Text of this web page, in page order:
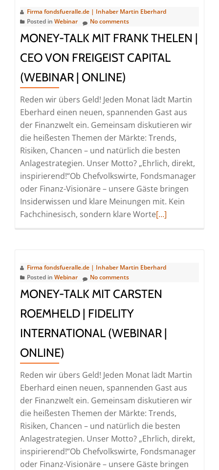
Talk
Andre
(Webinar
Firma fondsfueralle.de | Inhaber Martin Eberhard
Posted in Webinar No comments
MONEY-TALK MIT FRANK THELEN |
CEO VON FREIGEIST CAPITAL
(WEBINAR | ONLINE)
Reden wir übers Geld! Jeden Monat lädt Martin
Eberhard einen neuen, spannenden Gast aus
der Finanzwelt ein. Gemeinsam diskutieren wir
die heißesten Themen der Märkte: Trends,
Risiken, Chancen – und natürlich die besten
Anlagestrategien. Unser Motto? „Ehrlich, direkt,
inspirierend!“Ob Chefvolkswirte, Fondsmanager
oder Finanz-Visionäre – unsere Gäste bringen
Insiderwissen und klare Meinungen mit. Kein
Fachchinesisch, sondern klare WorteRead
Talk
Frank
CEO
von
(Webinar
|
Online)
[…]
Firma fondsfueralle.de | Inhaber Martin Eberhard
Posted in Webinar No comments
MONEY-TALK MIT CARSTEN
ROEMHELD | FIDELITY
INTERNATIONAL (WEBINAR |
ONLINE)
Reden wir übers Geld! Jeden Monat lädt Martin
Eberhard einen neuen, spannenden Gast aus
der Finanzwelt ein. Gemeinsam diskutieren wir
die heißesten Themen der Märkte: Trends,
Risiken, Chancen – und natürlich die besten
Anlagestrategien. Unser Motto? „Ehrlich, direkt,
inspirierend!“Ob Chefvolkswirte, Fondsmanager
oder Finanz-Visionäre – unsere Gäste bringen